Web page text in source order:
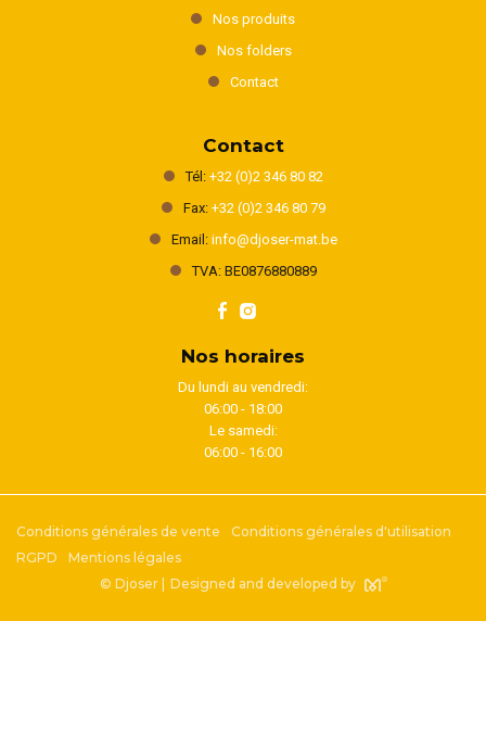
Nos produits
Nos folders
Contact
Contact
Tél: +32 (0)2 346 80 82
Fax: +32 (0)2 346 80 79
Email: info@djoser-mat.be
TVA: BE0876880889
Nos horaires
Du lundi au vendredi:
06:00 - 18:00
Le samedi:
06:00 - 16:00
Conditions générales de vente
Conditions générales d'utilisation
RGPD
Mentions légales
© Djoser |
Designed and developed by